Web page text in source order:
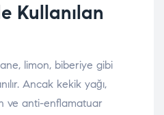
Kullanılan
limon, biberiye gibi
Ancak kekik yağı,
ve anti-enflamatuar